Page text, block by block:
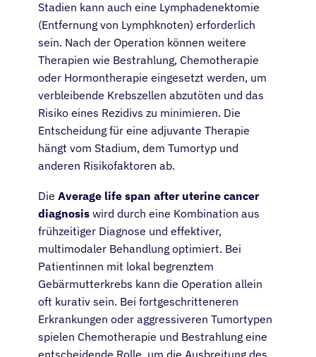
Stadien kann auch eine Lymphadenektomie
(Entfernung von Lymphknoten) erforderlich
sein. Nach der Operation können weitere
Therapien wie Bestrahlung, Chemotherapie
oder Hormontherapie eingesetzt werden, um
verbleibende Krebszellen abzutöten und das
Risiko eines Rezidivs zu minimieren. Die
Entscheidung für eine adjuvante Therapie
hängt vom Stadium, dem Tumortyp und
anderen Risikofaktoren ab.
Die Average life span after uterine cancer
diagnosis wird durch eine Kombination aus
frühzeitiger Diagnose und effektiver,
multimodaler Behandlung optimiert. Bei
Patientinnen mit lokal begrenztem
Gebärmutterkrebs kann die Operation allein
oft kurativ sein. Bei fortgeschritteneren
Erkrankungen oder aggressiveren Tumortypen
spielen Chemotherapie und Bestrahlung eine
entscheidende Rolle, um die Ausbreitung des